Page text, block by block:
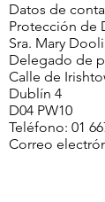
Datos de
Protección de
Sra. Mary
Delegado de
Calle de
Dublín 4
D04 PW10
Teléfono: 01
Correo